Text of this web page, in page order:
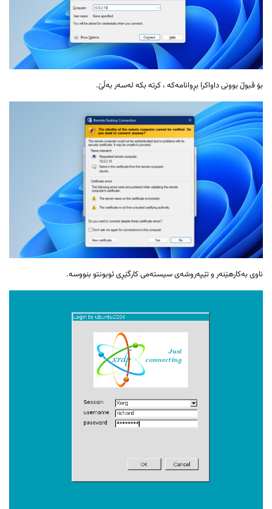
بۆ قبوڵ بوونی داواکرا بڕوانامەکە ، کرتە بکە لەسەر بەڵێ.
ناوی بەکارهێنەر و تێپەروشەی سیستەمی کارگێڕی ئوبونتو بنووسە.